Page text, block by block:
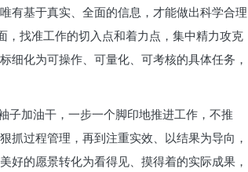
有基于真实、全面的信息，才能做出科学合理
，找准工作的切入点和着力点，集中精力攻克
细化为可操作、可量化、可考核的具体任务，
子加油干，一步一个脚印地推进工作，不推
抓过程管理，再到注重实效、以结果为导向，
好的愿景转化为看得见、摸得着的实际成果，